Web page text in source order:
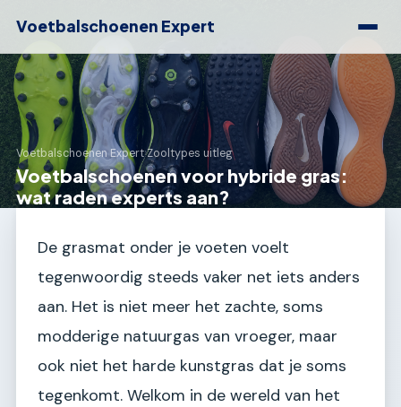
Voetbalschoenen Expert
Voetbalschoenen Expert›Zooltypes uitleg
Voetbalschoenen voor hybride gras:
wat raden experts aan?
De grasmat onder je voeten voelt
tegenwoordig steeds vaker net iets anders
aan. Het is niet meer het zachte, soms
modderige natuurgas van vroeger, maar
ook niet het harde kunstgras dat je soms
tegenkomt. Welkom in de wereld van het